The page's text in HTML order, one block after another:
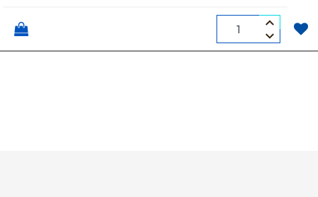
Quantità